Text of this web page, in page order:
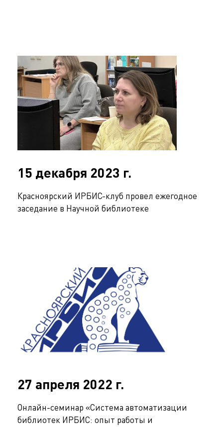
15 декабря 2023 г.
Красноярский ИРБИС-клуб провел ежегодное
заседание в Научной библиотеке
27 апреля 2022 г.
Онлайн-семинар «Система автоматизации
библиотек ИРБИС: опыт работы и